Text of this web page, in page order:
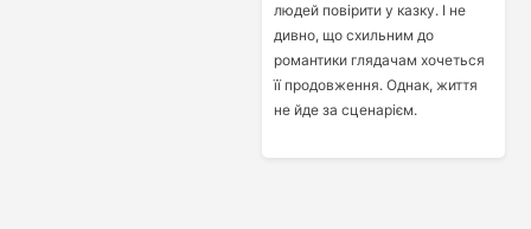
людей повірити у казку. І не
дивно, що схильним до
романтики глядачам хочеться
її продовження. Однак, життя
не йде за сценарієм.